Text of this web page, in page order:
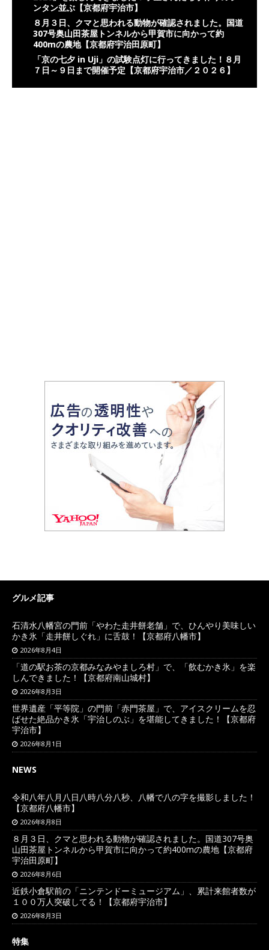
ンタン並ぶ【京都府宇治市】
８月３日、クマと思われる動物が確認されました。国道
307号奥山田茶屋トンネルから甲賀市に向かって約
400mの農地【京都府宇治田原町】
「京の七夕 in Uji」の試験点灯に行ってきました！８月
７日～９日まで開催予定【京都府宇治市／２０２６】
グルメ記事
石清水八幡宮の門前「やわた走井餅老舗」で、ひんやり美味しい
かき氷「走井餅しぐれ」に舌鼓！【京都府八幡市】
2026年8月4日
「道の駅お茶の京都みなみやましろ村」で、「飲むかき氷」を楽
しんできました！【京都府南山城村】
2026年8月3日
世界遺産「平等院」の門前「赤門茶屋」で、アイスクリームを忍
ばせた絶品かき氷「宇治しのぶ」を堪能してきました！【京都府
宇治市】
2026年8月1日
NEWS
令和八年八月八日八時八分八秒、八幡で八の字を撮影しました！
【京都府八幡市】
2026年8月8日
８月３日、クマと思われる動物が確認されました。国道307号奥
山田茶屋トンネルから甲賀市に向かって約400mの農地【京都府
宇治田原町】
2026年8月6日
近鉄小倉駅前の「ニンテンドーミュージアム」、累計来館者数が
１００万人突破してる！【京都府宇治市】
2026年8月3日
特集